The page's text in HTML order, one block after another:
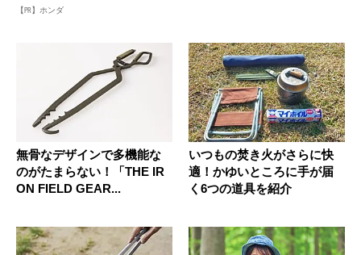
【PR】ホンダ
無骨なデザインで多機能な
のがたまらない！「THE IR
ON FIELD GEAR...
いつもの焚き火がさらに快
適！かゆいところに手が届
く6つの道具を紹介